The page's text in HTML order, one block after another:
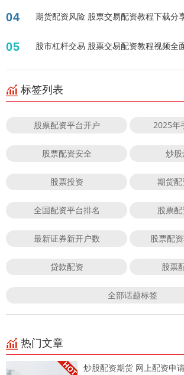
04 期货配资风险 股票交易配资教程下载分
05 股市杠杆交易 股票交易配资教程视频全
标签列表
股票配资平台开户 2025年
股票配资安全 炒
股票投资 期货
全国配资平台排名 股票
最新证券新开户数 股票配
贷款配资 股票
全部话题标签
热门文章
炒股配资期货 网上配资申